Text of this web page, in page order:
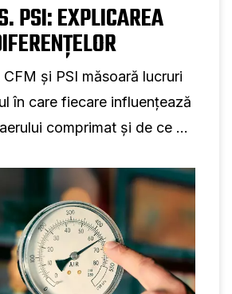
PSI: EXPLICAREA
și PSI măsoară lucruri
în care fiecare influențează
comprimat și de ce nu